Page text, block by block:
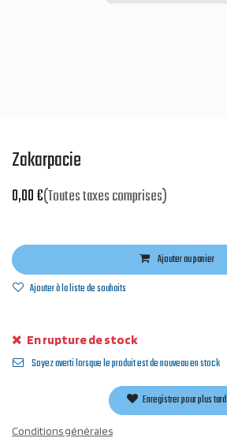
Zakarpacie
0,00€(Toutes taxes comprises)
Ajouter au panier
Ajouter à la liste de souhaits
En rupture de stock
Soyez averti lorsque le produit est de nouveau en stock
Enregistrer pour plus tard
Conditions générales